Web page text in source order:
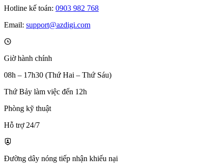
Hotline kế toán: 0903 982 768
Email: support@azdigi.com
Giờ hành chính
08h – 17h30 (Thứ Hai – Thứ Sáu)
Thứ Bảy làm việc đến 12h
Phòng kỹ thuật
Hỗ trợ 24/7
Đường dây nóng tiếp nhận khiếu nại